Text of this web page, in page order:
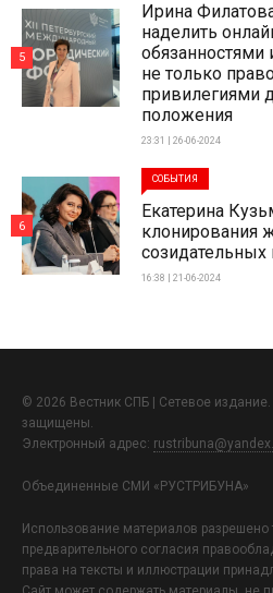
Ирина
наделить
обязанностями
не только
привилегиями
положения
23:31 | 26-06-2024
5
СОБЫТИЯ
Екатерина
клонирования
16:38 | 21-06-2024
6
© 2026 Вестник СПБ | Сетевое
защищены.
Электронный адрес:
Объединенные СМИ «РУСТРИБУНА»
Использование материалов разрешено
предварительного согласия
права на тексты и иллюстрации